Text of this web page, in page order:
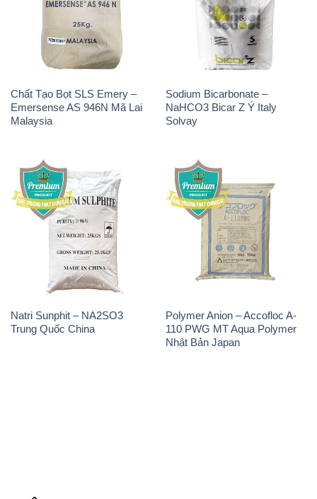
Chất Tạo Bọt SLS Emery –
Emersense AS 946N Mã Lai
Malaysia
Sodium Bicarbonate –
NaHCO3 Bicar Z Ý Italy
Natri Sunphit – NA2SO3
Trung Quốc China
Polymer Anion – Accofloc A-
110 PWG MT Aqua Polymer
Nhật Bản Japan